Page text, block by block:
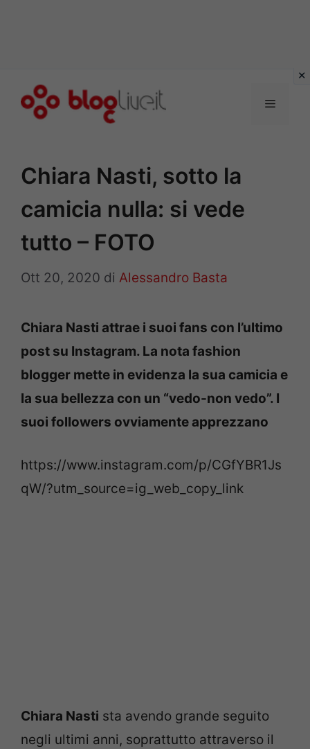
Menu
Chiara Nasti, sotto la
camicia nulla: si vede
tutto – FOTO
Ott 20, 2020 di Alessandro Basta
Chiara Nasti attrae i suoi fans con l’ultimo
post su Instagram. La nota fashion
blogger mette in evidenza la sua camicia e
la sua bellezza con un “vedo-non vedo”. I
suoi followers ovviamente apprezzano
https://www.instagram.com/p/CGfYBR1Js
qW/?utm_source=ig_web_copy_link
Chiara Nasti sta avendo grande seguito
negli ultimi anni, soprattutto attraverso il